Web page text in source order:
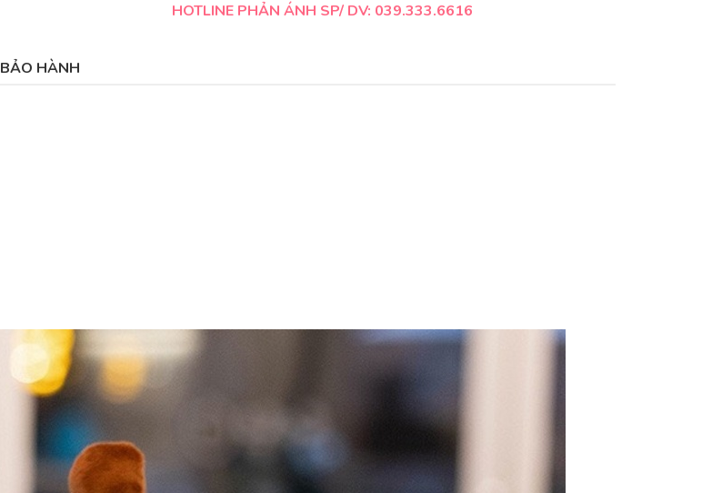
HOTLINE PHẢN ÁNH SP/ DV: 039.333.6616
BẢO HÀNH